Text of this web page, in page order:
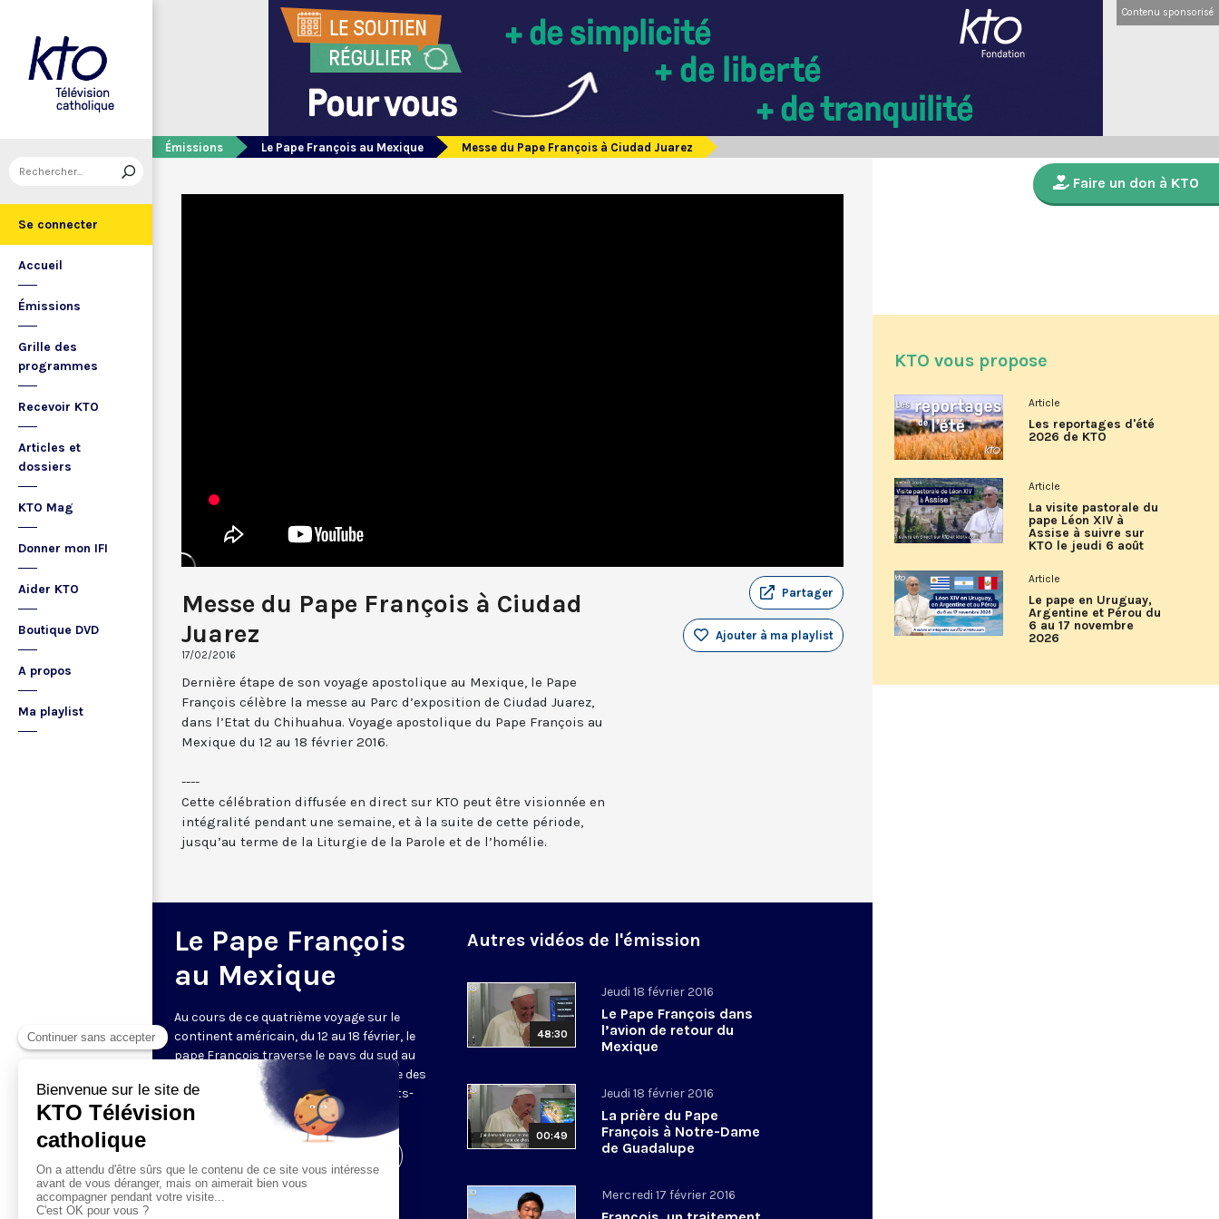
Se connecter
Accueil
Émissions
Grille des
programmes
Recevoir KTO
Articles et
dossiers
KTO Mag
Donner mon IFI
Aider KTO
Boutique DVD
A propos
Ma playlist
Contenu sponsorisé
Émissions Le Pape François au Mexique Messe du Pape François à Ciudad Juarez
Messe du Pape François à Ciudad
Juarez
17/02/2016
Partager
Ajouter à ma playlist
Dernière étape de son voyage apostolique au Mexique, le Pape
François célèbre la messe au Parc d’exposition de Ciudad Juarez,
dans l’Etat du Chihuahua. Voyage apostolique du Pape François au
Mexique du 12 au 18 février 2016.
----
Cette célébration diffusée en direct sur KTO peut être visionnée en
intégralité pendant une semaine, et à la suite de cette période,
jusqu’au terme de la Liturgie de la Parole et de l’homélie.
Le Pape François
au Mexique
Au cours de ce quatrième voyage sur le
continent américain, du 12 au 18 février, le
pape François traverse le pays du sud au
nord, suivant symboliquement la route des
migrants souhaitant rejoindre les États-
Unis.
Autres vidéos de l'émission
48:30
Jeudi 18 février 2016
Le Pape François dans
l’avion de retour du
Mexique
00:49
Jeudi 18 février 2016
La prière du Pape
François à Notre-Dame
de Guadalupe
Mercredi 17 février 2016
Faire un don à KTO
KTO vous propose
Article
Les reportages d'été
2026 de KTO
Article
La visite pastorale du
pape Léon XIV à
Assise à suivre sur
KTO le jeudi 6 août
Article
Le pape en Uruguay,
Argentine et Pérou du
6 au 17 novembre
2026